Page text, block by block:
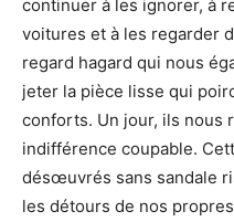
continuer à les ignorer, à
voitures et à les regarder
regard hagard qui nous
jeter la pièce lisse qui
conforts. Un jour, ils nous
indifférence coupable.
désœuvrés sans sandale
les détours de nos